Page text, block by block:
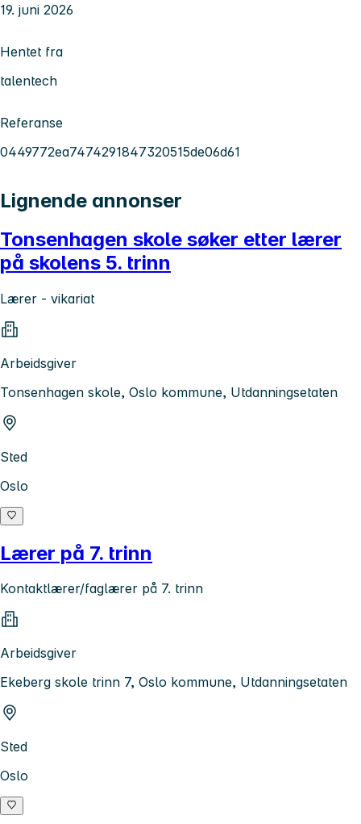
19. juni 2026
Hentet fra
talentech
Referanse
0449772ea7474291847320515de06d61
Lignende annonser
Tonsenhagen skole søker etter lærer
på skolens 5. trinn
Lærer - vikariat
Arbeidsgiver
Tonsenhagen skole, Oslo kommune, Utdanningsetaten
Sted
Oslo
Lærer på 7. trinn
Kontaktlærer/faglærer på 7. trinn
Arbeidsgiver
Ekeberg skole trinn 7, Oslo kommune, Utdanningsetaten
Sted
Oslo